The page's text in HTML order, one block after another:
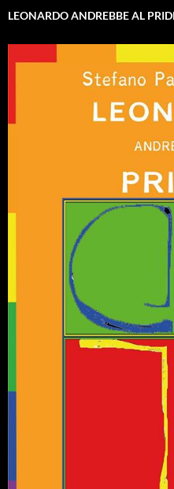
LEONARDO ANDREBBE AL